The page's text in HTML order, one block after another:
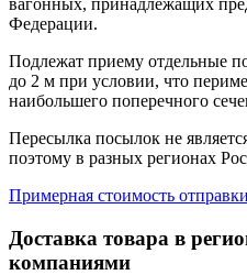
вагонных, принадлежащих
Федерации.
Подлежат приему отдельные
до 2 м при условии, что
наибольшего поперечного
Пересылка посылок не
поэтому в разных регионах
Примерная стоимость
Доставка товара в
компаниями